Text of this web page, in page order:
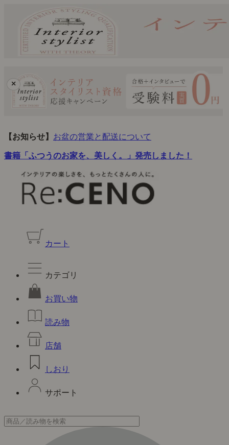
×
【お知らせ】 お盆の営業と配送について
書籍「ふつうのお家を、美しく。」発売しました！
カート
カテゴリ
お買い物
読み物
店舗
しおり
サポート